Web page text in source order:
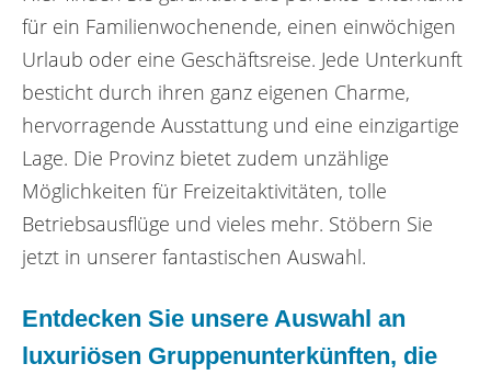
für ein Familienwochenende, einen einwöchigen
Urlaub oder eine Geschäftsreise. Jede Unterkunft
besticht durch ihren ganz eigenen Charme,
hervorragende Ausstattung und eine einzigartige
Lage. Die Provinz bietet zudem unzählige
Möglichkeiten für Freizeitaktivitäten, tolle
Betriebsausflüge und vieles mehr. Stöbern Sie
jetzt in unserer fantastischen Auswahl.
Entdecken Sie unsere Auswahl an
luxuriösen Gruppenunterkünften, die